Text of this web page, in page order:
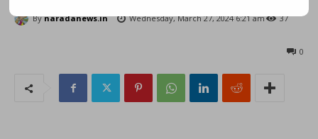
By naradanews.in Wednesday, March 27, 2024 6:21 am 37
0